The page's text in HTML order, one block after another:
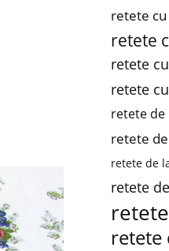
retete
retete
retete
retete
retete de
retete
retete de
retete